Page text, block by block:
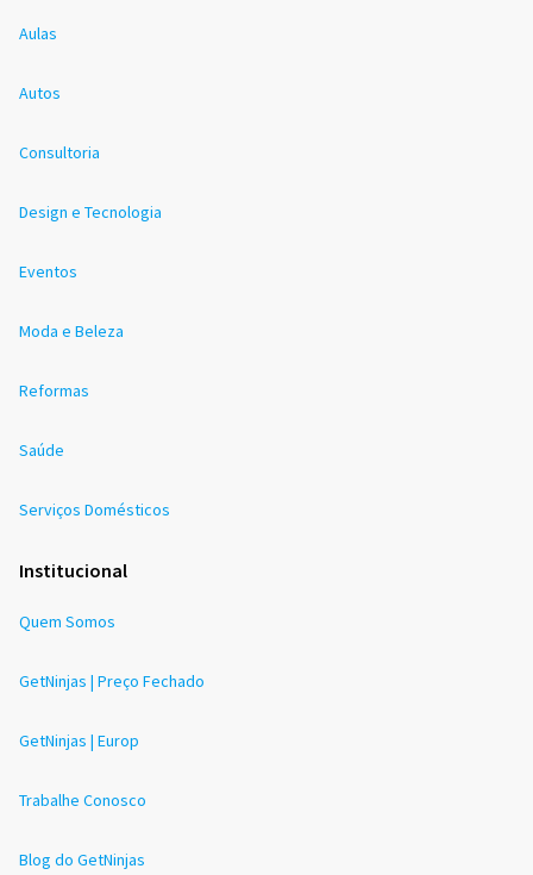
Aulas
Autos
Consultoria
Design e Tecnologia
Eventos
Moda e Beleza
Reformas
Saúde
Serviços Domésticos
Institucional
Quem Somos
GetNinjas | Preço Fechado
GetNinjas | Europ
Trabalhe Conosco
Blog do GetNinjas